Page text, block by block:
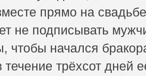
прямо на
не подписывать
чтобы начался
течение трёхсот дней